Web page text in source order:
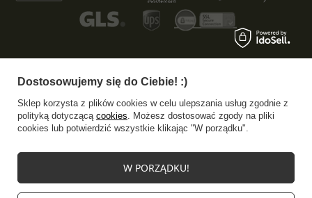
+48 533 372 997 info@specshop.pl
SpecShop.pl,Bałtycka 6, 61-013Poznań
Stawki VAT dla konsumentów z kraju:
Dostosowujemy się do Ciebie! :)
Sklep korzysta z plików cookies w celu ulepszania usług zgodnie z
polityką dotyczącą cookies. Możesz dostosować zgody na pliki
cookies lub potwierdzić wszystkie klikając "W porządku".
W PORZĄDKU!